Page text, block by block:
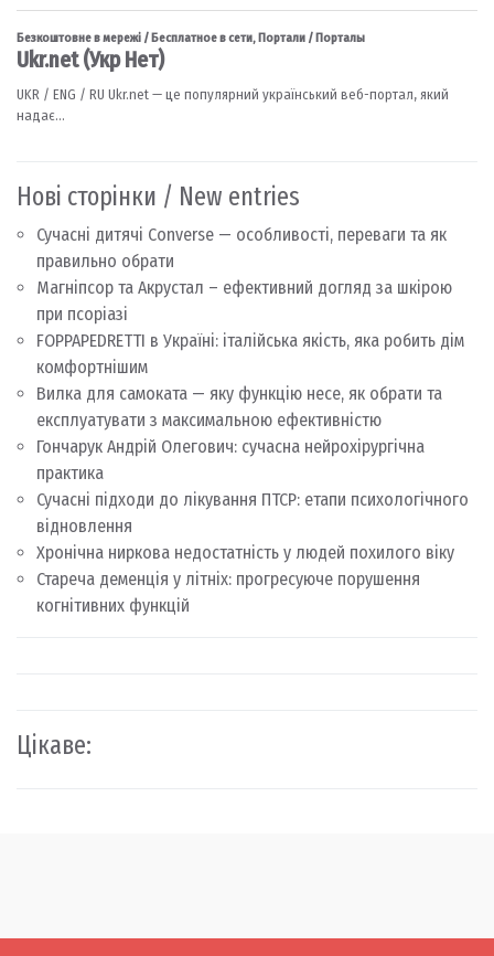
Нові сторінки / New entries
Сучасні дитячі Converse — особливості, переваги та як
правильно обрати
Магніпсор та Акрустал – ефективний догляд за шкірою
при псоріазі
FOPPAPEDRETTI в Україні: італійська якість, яка робить дім
комфортнішим
Вилка для самоката — яку функцію несе, як обрати та
експлуатувати з максимальною ефективністю
Гончарук Андрій Олегович: сучасна нейрохірургічна
практика
Сучасні підходи до лікування ПТСР: етапи психологічного
відновлення
Хронічна ниркова недостатність у людей похилого віку
Стареча деменція у літніх: прогресуюче порушення
когнітивних функцій
Цікаве: